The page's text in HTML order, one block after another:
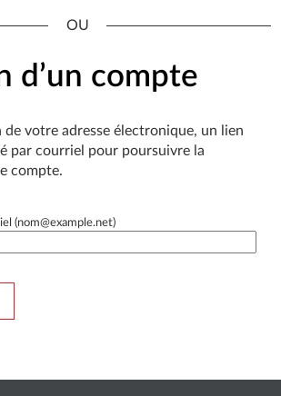
d’un compte
votre adresse électronique, un lien
par courriel pour poursuivre la
compte.
(nom@example.net)